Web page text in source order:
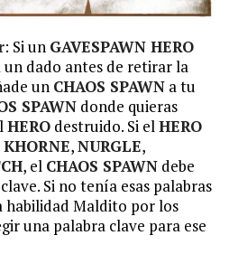
: Si un GAVESPAWN HERO
dado antes de retirar la
un CHAOS SPAWN a tu
SPAWN donde quieras
HERO destruido. Si elHERO
KHORNE,NURGLE,
, el CHAOS SPAWN debe
Si no tenía esas palabras
habilidad Maldito por los
una palabra clave para ese